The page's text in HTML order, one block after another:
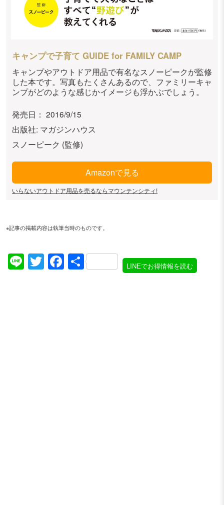
キャンプで子育て GUIDE for FAMILY CAMP
キャンプやアウトドア用品で有名なスノーピークが監修
した本です。写真もたくさんあるので、ファミリーキャ
ンプがどのような感じかイメージも浮かぶでしょう。
発売日： 2016/9/15
出版社: マガジンハウス
スノーピーク (監修)
Amazonで見る
いらないアウトドア用品を売るならマウンテンシティ!
※記事の掲載内容は執筆当時のものです。
LineTwitter
Facebook
共 LINEでお得情報を読む